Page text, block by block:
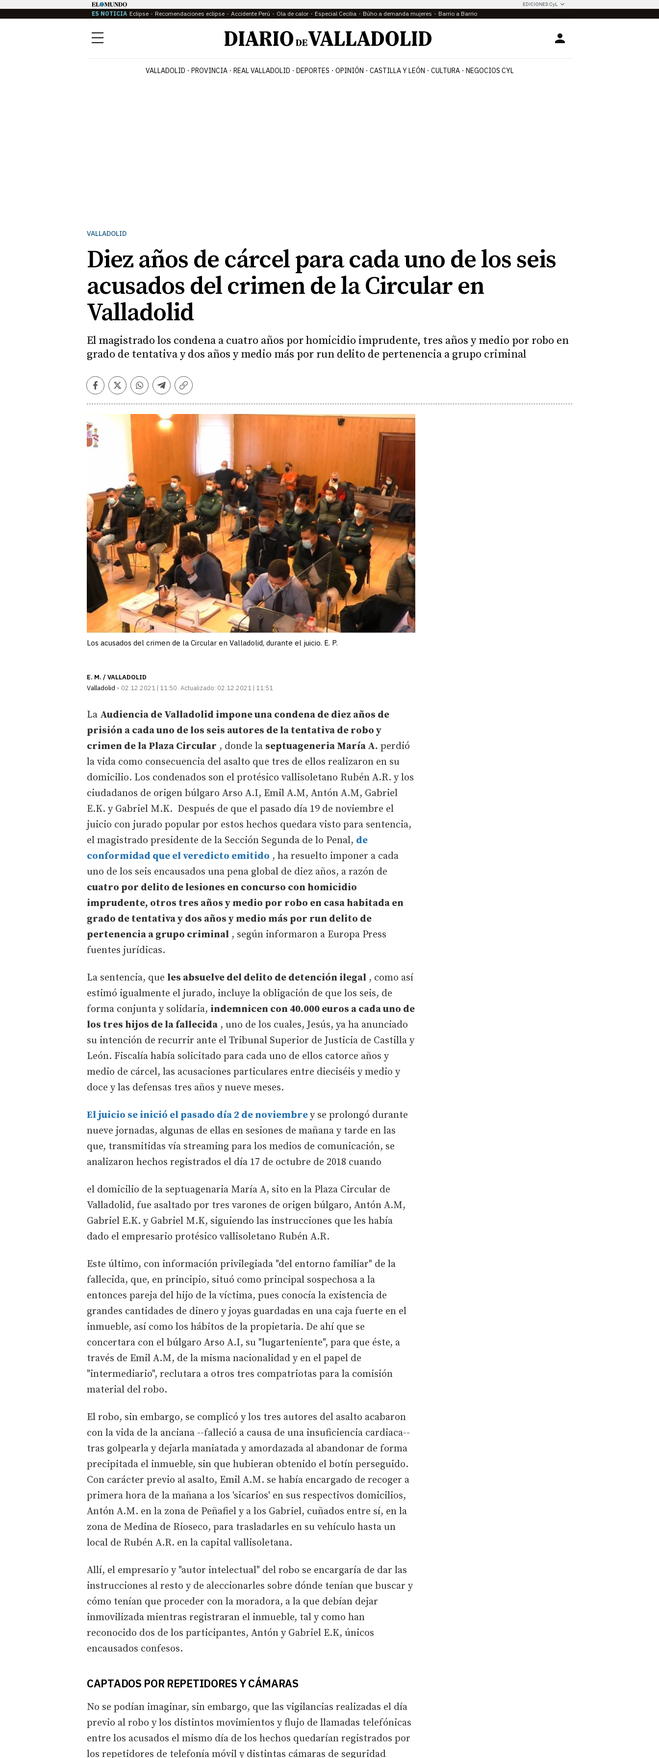
EDICIONES CyL
ES NOTICIA Eclipse Recomendaciones eclipse Accidente Perú Ola de calor Especial Cecilia Búho a demanda mujeres Barrio a Barrio
Menú Login
VALLADOLID PROVINCIA REAL VALLADOLID DEPORTES OPINIÓN CASTILLA Y LEÓN CULTURA NEGOCIOS CYL
VALLADOLID
Diez años de cárcel para cada uno de los seis
acusados del crimen de la Circular en
Valladolid
El magistrado los condena a cuatro años por homicidio imprudente, tres años y medio por robo en
grado de tentativa y dos años y medio más por run delito de pertenencia a grupo criminal
Facebook
TwitterWhatsapp
Telegram
Copiar
Los acusados del crimen de la Circular en Valladolid, durante el juicio. E. P.
E. M. / VALLADOLID
Valladolid
02.12.2021 | 11:50 Actualizado: 02.12.2021 | 11:51
La Audiencia de Valladolid impone una condena de diez años de
prisión a cada uno de los seis autores de la tentativa de robo y
crimen de la Plaza Circular , donde la septuageneria María A. perdió
la vida como consecuencia del asalto que tres de ellos realizaron en su
domicilio. Los condenados son el protésico vallisoletano Rubén A.R. y los
ciudadanos de origen búlgaro Arso A.I, Emil A.M, Antón A.M, Gabriel
E.K. y Gabriel M.K. Después de que el pasado día 19 de noviembre el
juicio con jurado popular por estos hechos quedara visto para sentencia,
el magistrado presidente de la Sección Segunda de lo Penal, de
conformidad que el veredicto emitido , ha resuelto imponer a cada
uno de los seis encausados una pena global de diez años, a razón de
cuatro por delito de lesiones en concurso con homicidio
imprudente, otros tres años y medio por robo en casa habitada en
grado de tentativa y dos años y medio más por run delito de
pertenencia a grupo criminal , según informaron a Europa Press
fuentes jurídicas.
La sentencia, que les absuelve del delito de detención ilegal , como así
estimó igualmente el jurado, incluye la obligación de que los seis, de
forma conjunta y solidaria, indemnicen con 40.000 euros a cada uno de
los tres hijos de la fallecida , uno de los cuales, Jesús, ya ha anunciado
su intención de recurrir ante el Tribunal Superior de Justicia de Castilla y
León. Fiscalía había solicitado para cada uno de ellos catorce años y
medio de cárcel, las acusaciones particulares entre dieciséis y medio y
doce y las defensas tres años y nueve meses.
El juicio se inició el pasado día 2 de noviembrey se prolongó durante
nueve jornadas, algunas de ellas en sesiones de mañana y tarde en las
que, transmitidas vía streaming para los medios de comunicación, se
analizaron hechos registrados el día 17 de octubre de 2018 cuando
el domicilio de la septuagenaria María A, sito en la Plaza Circular de
Valladolid, fue asaltado por tres varones de origen búlgaro, Antón A.M,
Gabriel E.K. y Gabriel M.K, siguiendo las instrucciones que les había
dado el empresario protésico vallisoletano Rubén A.R.
Este último, con información privilegiada "del entorno familiar" de la
fallecida, que, en principio, situó como principal sospechosa a la
entonces pareja del hijo de la víctima, pues conocía la existencia de
grandes cantidades de dinero y joyas guardadas en una caja fuerte en el
inmueble, así como los hábitos de la propietaria. De ahí que se
concertara con el búlgaro Arso A.I, su "lugarteniente", para que éste, a
través de Emil A.M, de la misma nacionalidad y en el papel de
"intermediario", reclutara a otros tres compatriotas para la comisión
material del robo.
El robo, sin embargo, se complicó y los tres autores del asalto acabaron
con la vida de la anciana --falleció a causa de una insuficiencia cardiaca--
tras golpearla y dejarla maniatada y amordazada al abandonar de forma
precipitada el inmueble, sin que hubieran obtenido el botín perseguido.
Con carácter previo al asalto, Emil A.M. se había encargado de recoger a
primera hora de la mañana a los 'sicarios' en sus respectivos domicilios,
Antón A.M. en la zona de Peñafiel y a los Gabriel, cuñados entre sí, en la
zona de Medina de Rioseco, para trasladarles en su vehículo hasta un
local de Rubén A.R. en la capital vallisoletana.
Allí, el empresario y "autor intelectual" del robo se encargaría de dar las
instrucciones al resto y de aleccionarles sobre dónde tenían que buscar y
cómo tenían que proceder con la moradora, a la que debían dejar
inmovilizada mientras registraran el inmueble, tal y como han
reconocido dos de los participantes, Antón y Gabriel E.K, únicos
encausados confesos.
CAPTADOS POR REPETIDORES Y CÁMARAS
No se podían imaginar, sin embargo, que las vigilancias realizadas el día
previo al robo y los distintos movimientos y flujo de llamadas telefónicas
entre los acusados el mismo día de los hechos quedarían registrados por
los repetidores de telefonía móvil y distintas cámaras de seguridad